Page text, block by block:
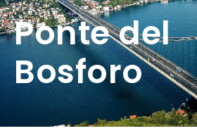
Ponte del
Bosforo